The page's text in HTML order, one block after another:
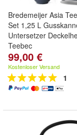
Bredemeijer Asia
Set 1,25 L
Untersetzer
Teebec
99,00 €
Kostenloser Versand
1